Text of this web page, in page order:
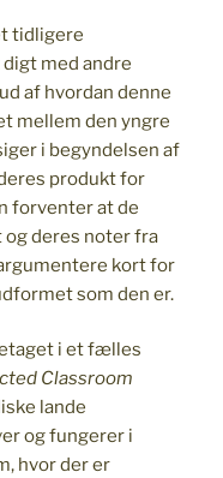
tidligere
med andre
af hvordan denne
mellem den yngre
i begyndelsen af
produkt for
forventer at de
og deres noter fra
kort for
som den er.
i et fælles
Classroom
lande
og fungerer i
hvor der er